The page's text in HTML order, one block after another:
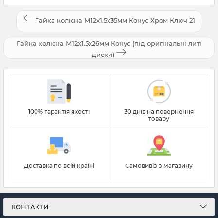
Гайка колісна М12x1.5x35мм Конус Хром Ключ 21
Гайка колісна М12x1.5x26мм Конус (під оригінальні литі
диски)
100% гарантія якості
30 днів на повернення
товару
Доставка по всій країні Самовивіз з магазину
КОНТАКТИ